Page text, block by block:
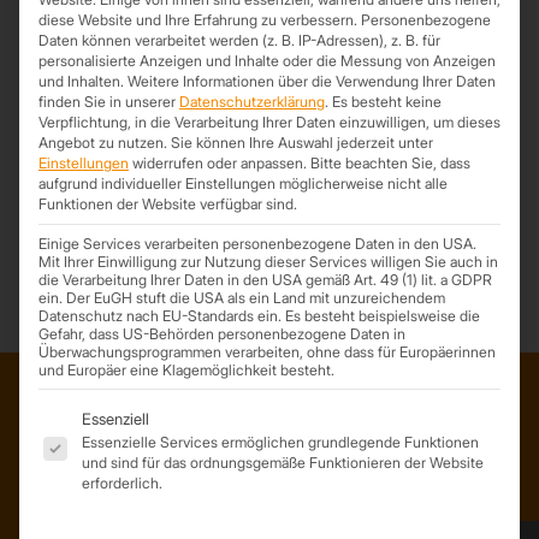
Bitte beachten Sie:
Wir haben in der Zeit vom 23.12.2025 – 04.01.2025 Betriebsruhe!
Ihre Anfragen und Bestellungen werden ab dem 5.1.2026 bearbeitet!
*Trapezprofile Deutschland ist ein Geschäftsbereich der On Spot
Service GmbH
ADRESSE
Trapezprofile Deutschland
diese Website und Ihre Erfahrung zu verbessern. Personenbezogene
Daten können verarbeitet werden (z. B. IP-Adressen), z. B. für
personalisierte Anzeigen und Inhalte oder die Messung von Anzeigen
und Inhalten. Weitere Informationen über die Verwendung Ihrer Daten
finden Sie in unserer Datenschutzerklärung. Es besteht keine
Verpflichtung, in die Verarbeitung Ihrer Daten einzuwilligen, um dieses
Angebot zu nutzen. Sie können Ihre Auswahl jederzeit unter
Einstellungen widerrufen oder anpassen. Bitte beachten Sie, dass
aufgrund individueller Einstellungen möglicherweise nicht alle
Funktionen der Website verfügbar sind.
Einige Services verarbeiten personenbezogene Daten in den USA.
Mit Ihrer Einwilligung zur Nutzung dieser Services willigen Sie auch in
die Verarbeitung Ihrer Daten in den USA gemäß Art. 49 (1) lit. a GDPR
ein. Der EuGH stuft die USA als ein Land mit unzureichendem
Datenschutz nach EU-Standards ein. Es besteht beispielsweise die
Gefahr, dass US-Behörden personenbezogene Daten in
Überwachungsprogrammen verarbeiten, ohne dass für Europäerinnen
und Europäer eine Klagemöglichkeit besteht.
Es folgt eine Liste der Service-Gruppen, für die eine
Essenziell
Essenzielle Services ermöglichen grundlegende Funktionen
und sind für das ordnungsgemäße Funktionieren der Website
erforderlich.